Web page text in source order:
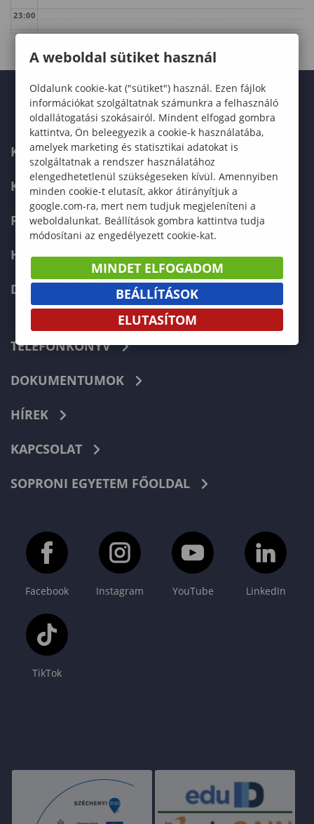
23:00
KARUNK
KÉPZÉSEK
FELVÉTELIZŐKNEK
HALLGATÓKNAK
DOKTORI ISKOLA
TELEFONKÖNYV
DOKUMENTUMOK
HÍREK
KAPCSOLAT
SOPRONI EGYETEM FŐOLDAL
Facebook Instagram YouTube LinkedIn
TikTok
A weboldal sütiket használ
Oldalunk cookie-kat ("sütiket") használ. Ezen fájlok
információkat szolgáltatnak számunkra a felhasználó
oldallátogatási szokásairól. Mindent elfogad gombra
kattintva, Ön beleegyezik a cookie-k használatába,
amelyek marketing és statisztikai adatokat is
szolgáltatnak a rendszer használatához
elengedhetetlenül szükségeseken kívül. Amennyiben
minden cookie-t elutasít, akkor átirányítjuk a
google.com-ra, mert nem tudjuk megjeleníteni a
weboldalunkat. Beállítások gombra kattintva tudja
módosítani az engedélyezett cookie-kat.
MINDET ELFOGADOM
BEÁLLÍTÁSOK
ELUTASÍTOM